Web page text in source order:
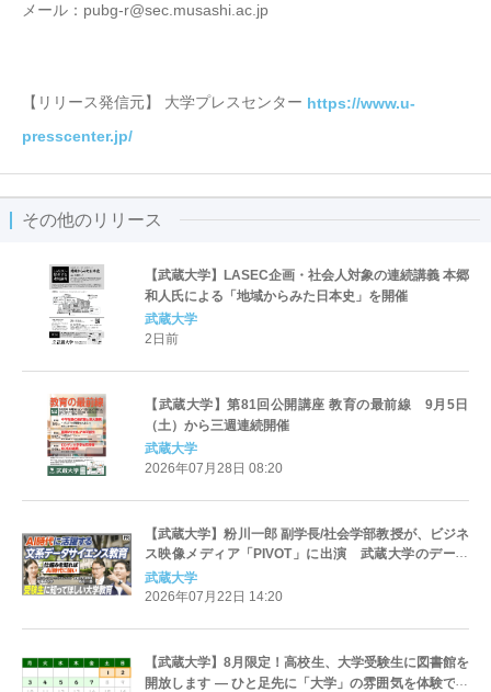
メール：pubg-r@sec.musashi.ac.jp
【リリース発信元】 大学プレスセンター https://www.u-
presscenter.jp/
その他のリリース
【武蔵大学】LASEC企画・社会人対象の連続講義 本郷
和人氏による「地域からみた日本史」を開催
武蔵大学
2日前
【武蔵大学】第81回公開講座 教育の最前線 9月5日
（土）から三週連続開催
武蔵大学
2026年07月28日 08:20
【武蔵大学】粉川一郎 副学長/社会学部教授が、ビジネ
ス映像メディア「PIVOT」に出演 武蔵大学のデータ
サイエンス教育について紹介しています
武蔵大学
2026年07月22日 14:20
【武蔵大学】8月限定！高校生、大学受験生に図書館を
開放します — ひと足先に「大学」の雰囲気を体験でき